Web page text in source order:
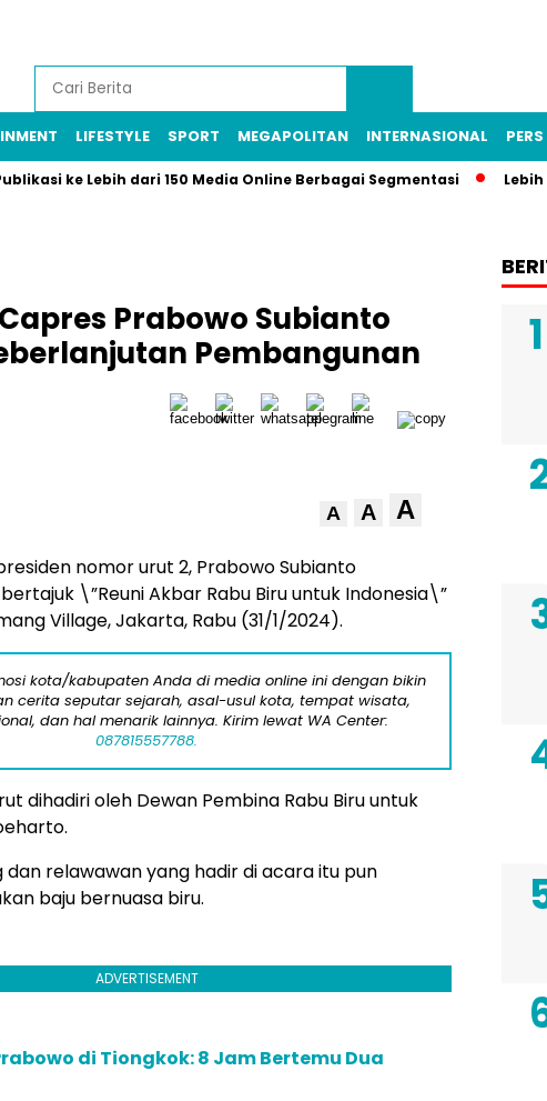
LIFESTYLE SPORT MEGAPOLITAN INTERNASIONAL
Lebih dari 150 Media Online Berbagai Segmentasi Lebih dari
Prabowo Subianto
Pembangunan
A A A
nomor urut 2, Prabowo Subianto
\”Reuni Akbar Rabu Biru untuk Indonesia\”
Village, Jakarta, Rabu (31/1/2024).
kota/kabupaten Anda di media online ini dengan bikin
cerita seputar sejarah, asal-usul kota, tempat wisata,
dan hal menarik lainnya. Kirim lewat WA Center:
087815557788.
dihadiri oleh Dewan Pembina Rabu Biru untuk
dan relawawan yang hadir di acara itu pun
baju bernuasa biru.
ADVERTISEMENT
di Tiongkok: 8 Jam Bertemu Dua